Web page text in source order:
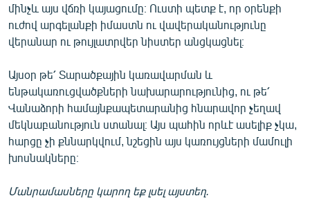
մինչև այս վճռի կայացումը։ Ուստի պետք է, որ օրենքի
ուժով արգելանքի իմաստն ու վավերականությունը
վերանար ու թույլատրվեր նիստեր անցկացնել։
Այսօր թե՛ Տարածքային կառավարման և
ենթակառուցվածքների նախարարությունից, ու թե՛
Վանաձորի համայնքապետարանից հնարավոր չեղավ
մեկնաբանություն ստանալ։ Այս պահին որևէ ասելիք չկա,
հարցը չի քննարկվում, նշեցին այս կառույցների մամուլի
խոսնակները։
Մանրամասները կարող եք լսել այստեղ.